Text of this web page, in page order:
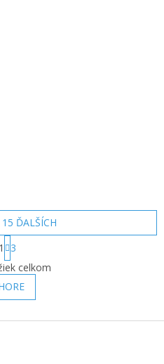
O
v
l
á
a
ĎALŠÍCH
S
t
r
á
n
k
v
1
3
celkom